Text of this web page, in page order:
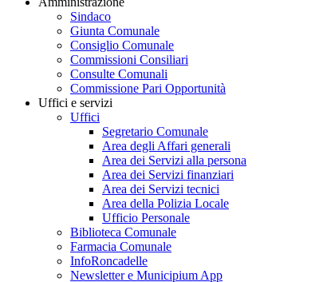
Sindaco
Giunta Comunale
Consiglio Comunale
Commissioni Consiliari
Consulte Comunali
Commissione Pari Opportunità
Uffici e servizi
Uffici
Segretario Comunale
Area degli Affari generali
Area dei Servizi alla persona
Area dei Servizi finanziari
Area dei Servizi tecnici
Area della Polizia Locale
Ufficio Personale
Biblioteca Comunale
Farmacia Comunale
InfoRoncadelle
Newsletter e Municipium App